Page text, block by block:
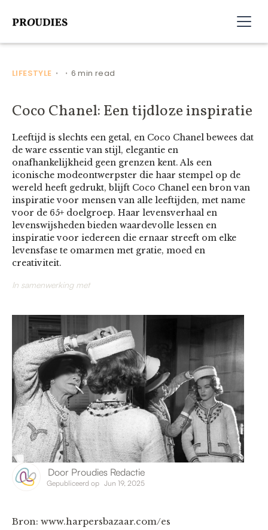
LIFESTYLE • • 6 min read
Coco Chanel: Een tijdloze inspiratie
Leeftijd is slechts een getal, en Coco Chanel bewees dat
de ware essentie van stijl, elegantie en
onafhankelijkheid geen grenzen kent. Als een
iconische modeontwerpster die haar stempel op de
wereld heeft gedrukt, blijft Coco Chanel een bron van
inspiratie voor mensen van alle leeftijden, met name
voor de 65+ doelgroep. Haar levensverhaal en
levenswijsheden bieden waardevolle lessen en
inspiratie voor iedereen die ernaar streeft om elke
levensfase te omarmen met gratie, moed en
creativiteit.
In samenwerking met
Door Proudies Redactie
Gepubliceerd op Jun 19, 2025
Bron: www.harpersbazaar.com/es